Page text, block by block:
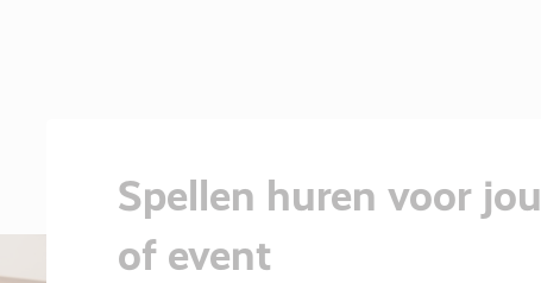
Spellen huren voor
of event